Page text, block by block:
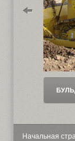
Начальная